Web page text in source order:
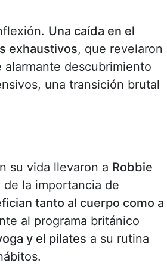
Una caída en el
exhaustivos, que revelaron
alarmante descubrimiento
una transición brutal
su vida llevaron a Robbie
de la importancia de
tanto al cuerpo como a
al programa británico
y el pilates a su rutina